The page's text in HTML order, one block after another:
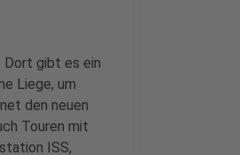
Dort gibt es ein
Liege, um
den neuen
Touren mit
ISS,